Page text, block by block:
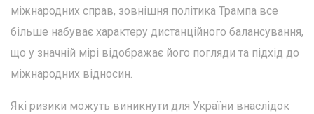
міжнародних справ, зовнішня політика Трампа все
більше набуває характеру дистанційного балансування,
що у значній мірі відображає його погляди та підхід до
міжнародних відносин.
Які ризики можуть виникнути для України внаслідок